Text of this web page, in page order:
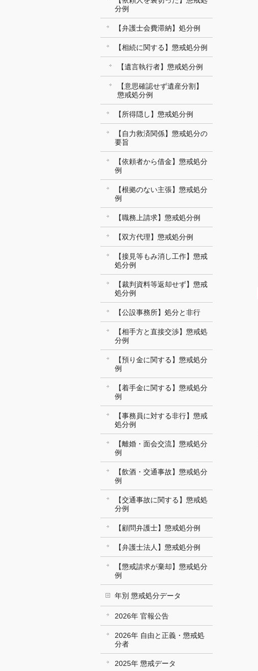
分例
【弁護士会費滞納】処分例
【相続に関する】懲戒処分例
【遺言執行者】懲戒処分例
【意思確認せず遺産分割】
懲戒処分例
【所得隠し】懲戒処分例
【自力救済関係】懲戒処分の
要旨
【依頼者から借金】懲戒処分
例
【根拠のない主張】懲戒処分
例
【職務上請求】懲戒処分例
【双方代理】懲戒処分例
【接見等もみ消し工作】懲戒
処分例
【裁判資料等返却せず】懲戒
処分例
【公設事務所】処分と非行
【相手方と直接交渉】懲戒処
分例
【預り金に関する】懲戒処分
例
【着手金に関する】懲戒処分
例
【事務員に対する非行】懲戒
処分例
【離婚・面会交流】懲戒処分
例
【飲酒・交通事故】懲戒処分
例
【交通事故に関する】懲戒処
分例
【顧問弁護士】懲戒処分例
【弁護士法人】懲戒処分例
【懲戒請求が棄却】懲戒処分
例
年別 懲戒処分データ
2026年 官報公告
2026年 自由と正義・懲戒処
分者
2025年 懲戒データ